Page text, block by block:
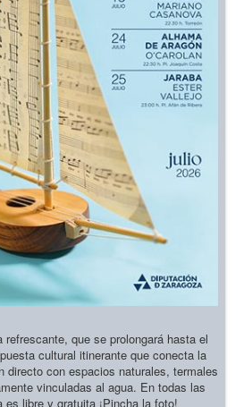
que se prolongará hasta el
cultural itinerante que conecta la
directo con espacios naturales, termales
vinculadas al agua. En todas las
es libre y gratuita ¡Pincha la foto!